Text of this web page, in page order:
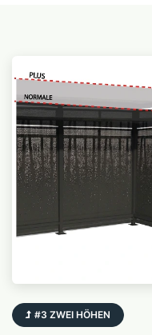
#3 ZWEI HÖHEN